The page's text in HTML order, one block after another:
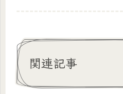
関連記事